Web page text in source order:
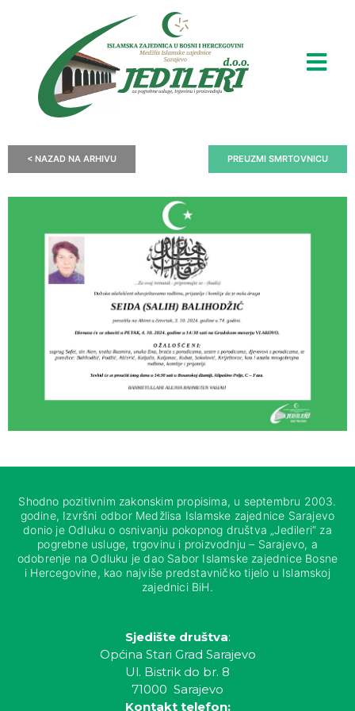
< NAZAD NA ARHIVU PREUZMI SMRTOVNICU
Shodno pozitivnim zakonskim propisima, u septembru 2003.
godine, Izvršni odbor Medžlisa Islamske zajednice Sarajevo
donio je Odluku o osnivanju pokopnog društva „Jedileri“ za
pogrebne usluge, trgovinu i proizvodnju – Sarajevo, a
odobrenje na Odluku je dao Sabor Islamske zajednice Bosne
i Hercegovine, kao najviše predstavničko tijelo u Islamskoj
zajednici BiH.
Sjedište društva:
Općina Stari Grad Sarajevo
Ul. Bistrik do br. 8
71000 Sarajevo
Kontakt telefon: